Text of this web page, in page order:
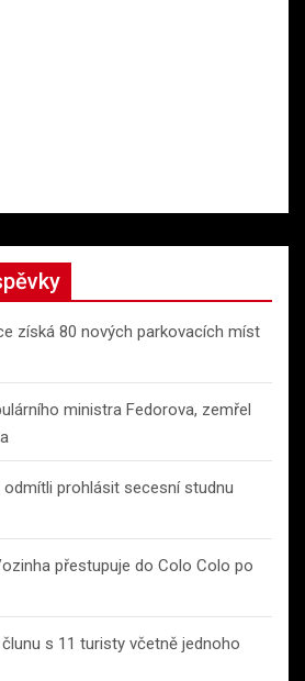
získá 80 nových parkovacích míst
ministra Fedorova, zemřel
odmítli prohlásit secesní studnu
přestupuje do Colo Colo po
s 11 turisty včetně jednoho